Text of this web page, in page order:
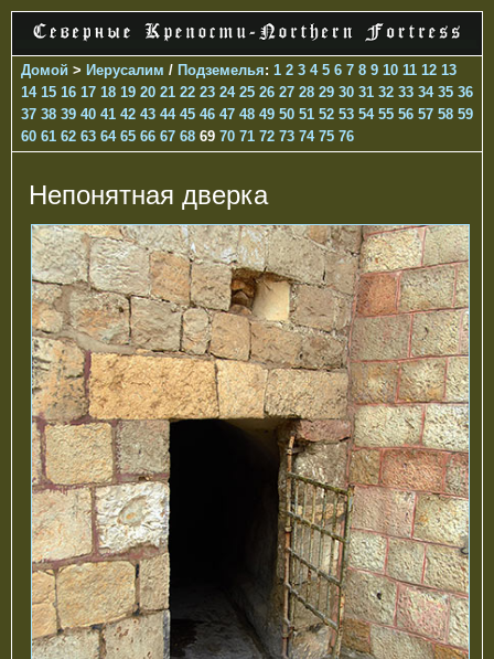
Домой > Иерусалим / Подземелья: 1 2 3 4 5 6 7 8 9 10 11 12 13
14 15 16 17 18 19 20 21 22 23 24 25 26 27 28 29 30 31 32 33 34 35 36
37 38 39 40 41 42 43 44 45 46 47 48 49 50 51 52 53 54 55 56 57 58 59
60 61 62 63 64 65 66 67 68 69 70 71 72 73 74 75 76
Непонятная дверка